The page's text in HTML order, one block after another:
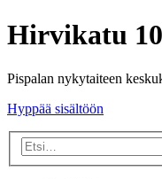
Hirvikatu
Pispalan nykytaiteen
Hyppää sisältöön